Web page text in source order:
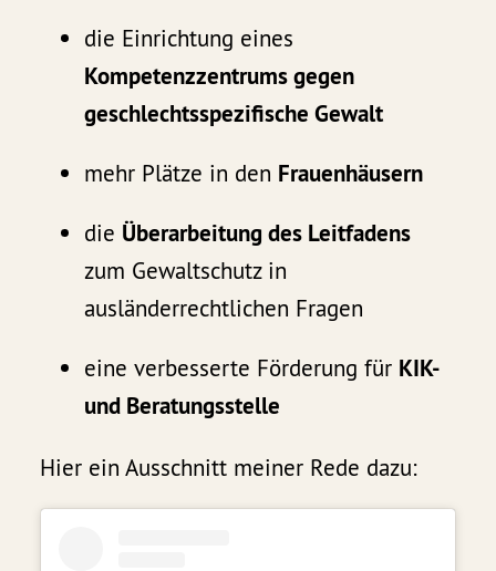
die Einrichtung eines
Kompetenzzentrums gegen
geschlechtsspezifische Gewalt
mehr Plätze in den Frauenhäusern
die Überarbeitung des Leitfadens
zum Gewaltschutz in
ausländerrechtlichen Fragen
eine verbesserte Förderung für KIK-
und Beratungsstelle
Hier ein Ausschnitt meiner Rede dazu: